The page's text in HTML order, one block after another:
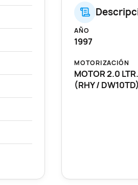
AÑO
1997
MOTORIZACIÓN
MOTOR 2.0
(RHY / DW10TD)